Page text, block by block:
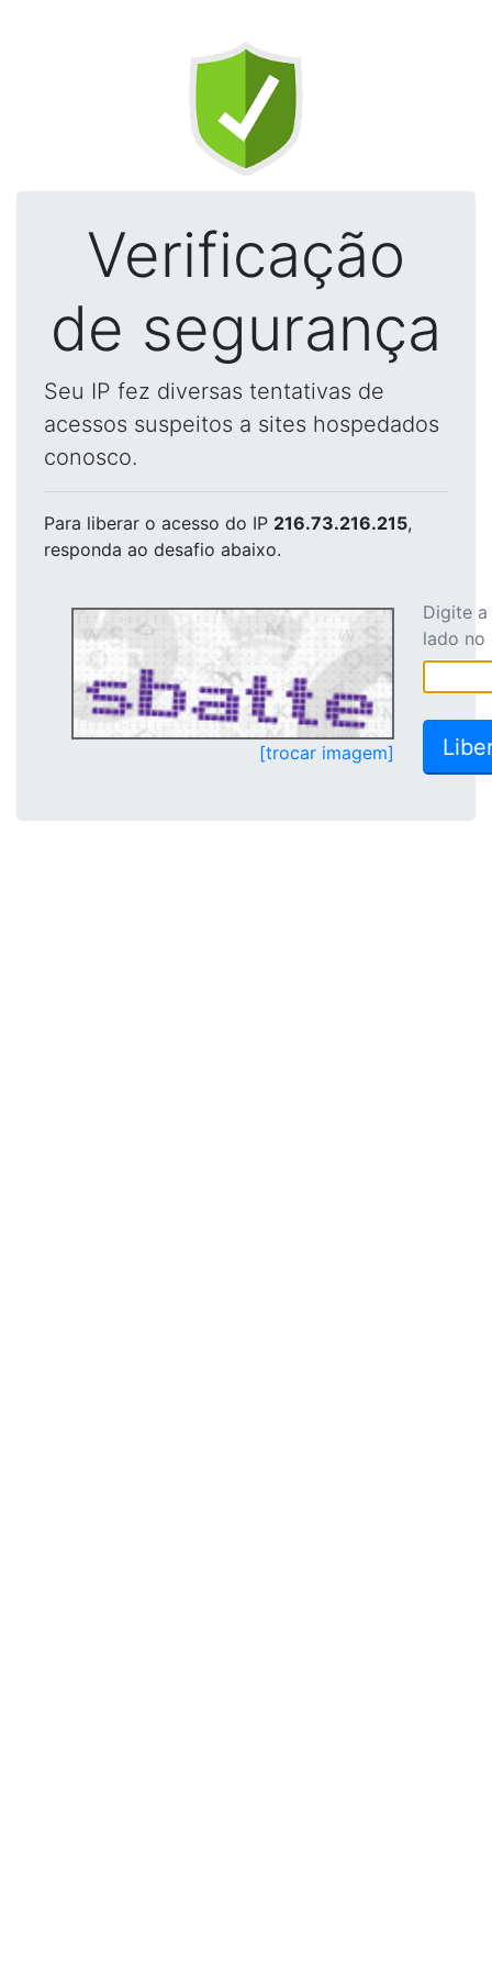
Verificação
de segurança
Seu IP fez diversas tentativas de
acessos suspeitos a sites hospedados
conosco.
Para liberar o acesso do IP 216.73.216.215,
responda ao desafio abaixo.
[trocar imagem]
Digite
lado no